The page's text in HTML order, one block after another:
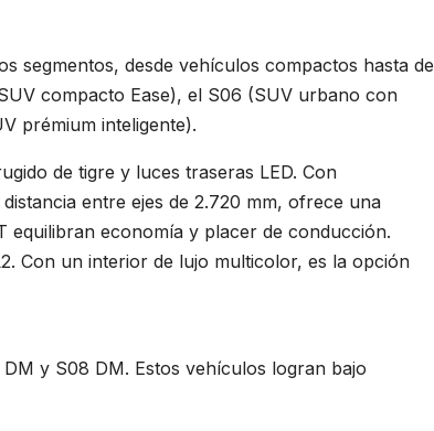
segmentos, desde vehículos compactos hasta de
compacto Ease), el S06 (SUV urbano con
prémium inteligente).
de tigre y luces traseras LED. Con
entre ejes de 2.720 mm, ofrece una
equilibran economía y placer de conducción.
Con un interior de lujo multicolor, es la opción
y S08 DM. Estos vehículos logran bajo